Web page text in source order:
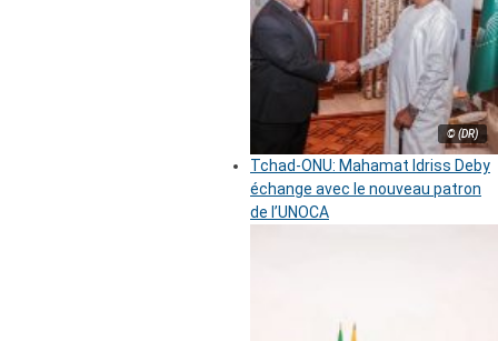
© (DR)
Tchad-ONU: Mahamat Idriss Deby
échange avec le nouveau patron
de l’UNOCA